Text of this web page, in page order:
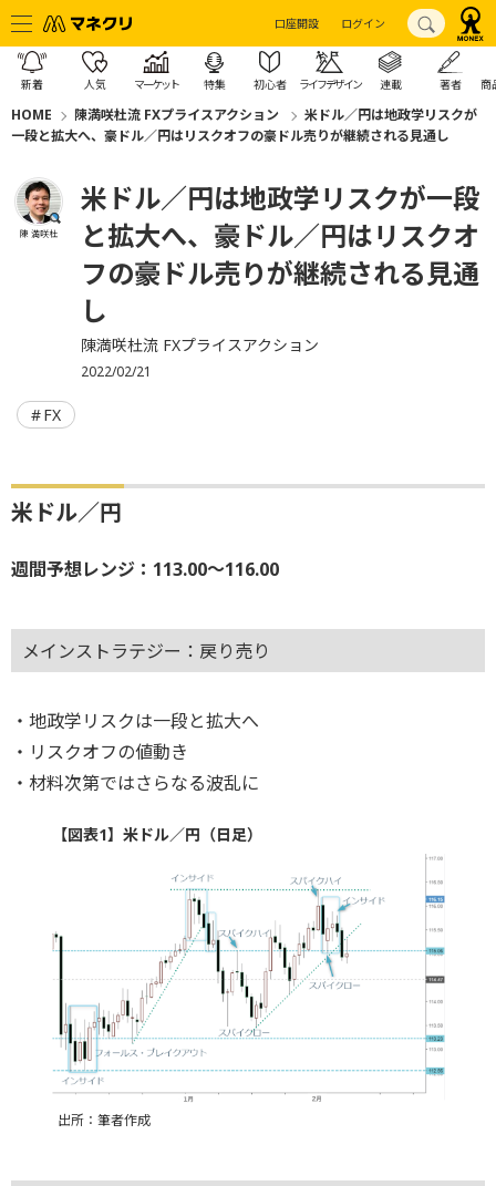
口座開設 ログイン
新着 人気 マーケット 特集 初心者 ライフデザイン 連載 著者 商
HOME 陳満咲杜流 FXプライスアクション
米ドル／円は地政学リスクが
一段と拡大へ、豪ドル／円はリスクオフの豪ドル売りが継続される見通し
陳 満咲杜
米ドル／円は地政学リスクが一段
と拡大へ、豪ドル／円はリスクオ
フの豪ドル売りが継続される見通
し
陳満咲杜流 FXプライスアクション
2022/02/21
FX
米ドル／円
週間予想レンジ：113.00～116.00
メインストラテジー：戻り売り
・地政学リスクは一段と拡大へ
・リスクオフの値動き
・材料次第ではさらなる波乱に
【図表1】米ドル／円（日足）
出所：筆者作成